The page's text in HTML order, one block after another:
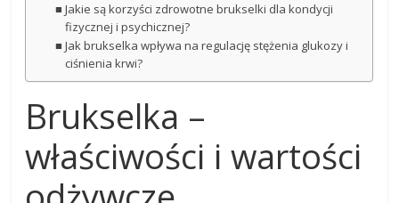
Jakie są korzyści zdrowotne brukselki dla kondycji
fizycznej i psychicznej?
Jak brukselka wpływa na regulację stężenia glukozy i
ciśnienia krwi?
Brukselka –
właściwości i wartości